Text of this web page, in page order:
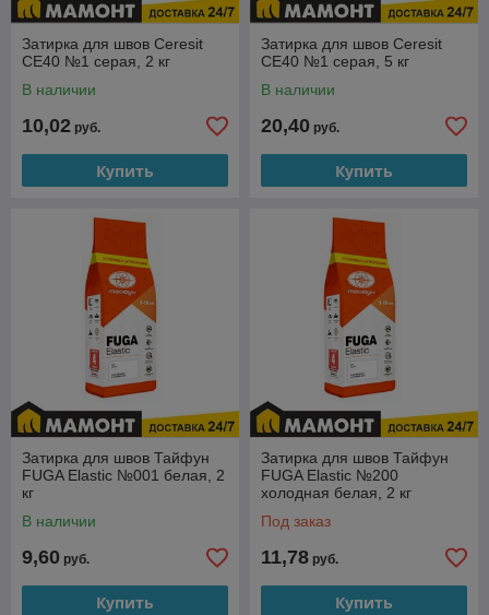
Затирка для швов Ceresit
CE40 №1 серая, 2 кг
В наличии
10,02 руб.
Купить
Затирка для швов Ceresit
CE40 №1 серая, 5 кг
В наличии
20,40 руб.
Купить
Затирка для швов Тайфун
FUGA Elastic №001 белая, 2
кг
В наличии
9,60 руб.
Купить
Затирка для швов Тайфун
FUGA Elastic №200
холодная белая, 2 кг
Под заказ
11,78 руб.
Купить